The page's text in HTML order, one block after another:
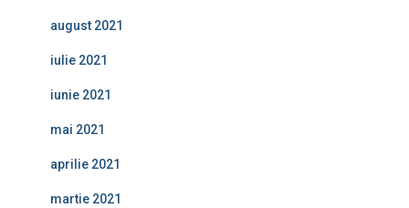
august 2021
iulie 2021
iunie 2021
mai 2021
aprilie 2021
martie 2021